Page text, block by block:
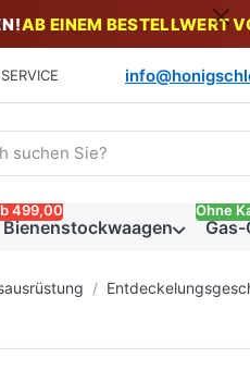
AB EINEM BESTELLWERT
SERVICE
Suchbegriff ein. Während
Bienenstockwaagen
499,00 Ohne